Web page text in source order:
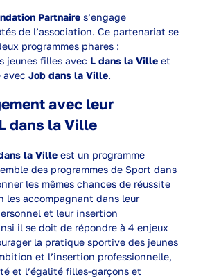
Partnaire s’engage
de l’association. Ce partenariat se
programmes phares :
jeunes filles avec L dans la Ville et
avec Job dans la Ville.
avec leur
dans la Ville
la Ville est un programme
des programmes de Sport dans
les mêmes chances de réussite
les accompagnant dans leur
et leur insertion
il se doit de répondre à 4 enjeux
la pratique sportive des jeunes
et l’insertion professionnelle,
et l’égalité filles-garçons et